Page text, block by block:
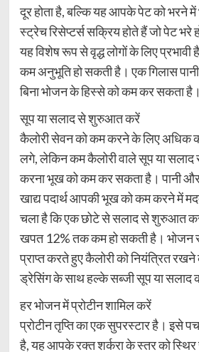
दूर होता है, बल्कि यह आपके पेट को भरने
स्ट्रेच रिसेप्टर्स सक्रिय होते हैं जो पेट
यह विशेष रूप से वृद्ध लोगों के लिए प्रभावी
कम अनुभूति हो सकती है। एक गिलास
बिना भोजन के हिस्से को कम कर सकता है।
सूप या सलाद से शुरुआत करें
कैलोरी सेवन को कम करने के लिए अधिक
लगे, लेकिन कम कैलोरी वाले सूप या
करना भूख को कम कर सकता है। पानी
खाद्य पदार्थ आपकी भूख को कम करने में
चला है कि एक छोटे से सलाद से शुरुआत
खपत 12% तक कम हो सकती है। भोजन से
प्राप्त करते हुए कैलोरी को नियंत्रित
ड्रेसिंग के साथ हल्के सब्जी सूप या सलाद
हर भोजन में प्रोटीन शामिल करें
प्रोटीन तृप्ति का एक सुपरस्टार है। इसे
है, यह आपके रक्त शर्करा के स्तर को